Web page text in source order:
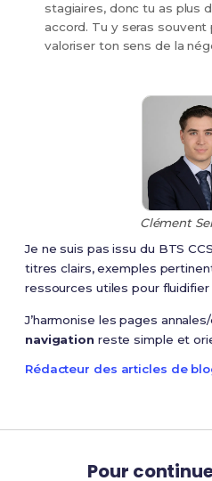
stagiaires, donc tu as plus
accord. Tu y seras
valoriser ton sens de la
Clément
Je ne suis pas issu du BTS
titres clairs, exemples
ressources utiles pour
J’harmonise les pages
navigationreste simple et
Rédacteur des articles de
Pour